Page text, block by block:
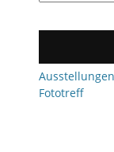
Ausstellungen
Fototreff